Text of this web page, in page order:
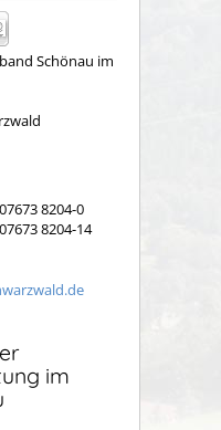
Schönau im
07673 8204-0
07673 8204-14
im